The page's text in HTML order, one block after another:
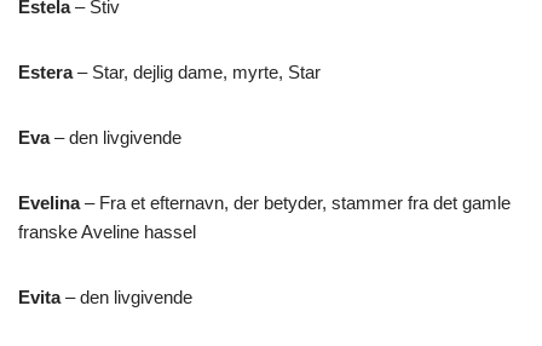
Estela– Stiv
Estera– Star, dejlig dame, myrte, Star
Eva– den livgivende
Evelina– Fra et efternavn, der betyder, stammer fra det gamle
franske Aveline hassel
Evita– den livgivende